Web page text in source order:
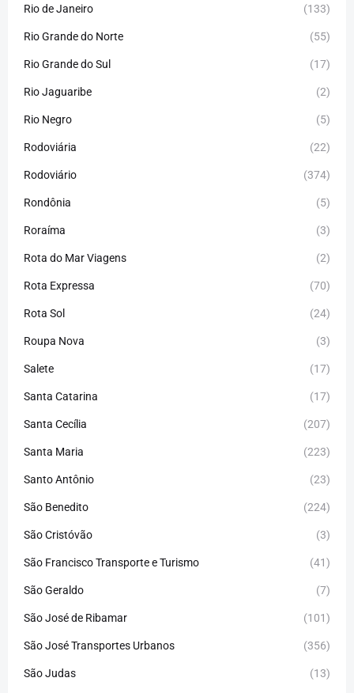
Rio de Janeiro (133)
Rio Grande do Norte (55)
Rio Grande do Sul (17)
Rio Jaguaribe (2)
Rio Negro (5)
Rodoviária (22)
Rodoviário (374)
Rondônia (5)
Roraíma (3)
Rota do Mar Viagens (2)
Rota Expressa (70)
Rota Sol (24)
Roupa Nova (3)
Salete (17)
Santa Catarina (17)
Santa Cecília (207)
Santa Maria (223)
Santo Antônio (23)
São Benedito (224)
São Cristóvão (3)
São Francisco Transporte e Turismo (41)
São Geraldo (7)
São José de Ribamar (101)
São José Transportes Urbanos (356)
São Judas (13)